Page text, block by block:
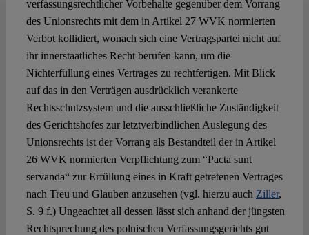
verfassungsrechtlicher Vorbehalte gegenüber dem Vorrang
des Unionsrechts mit dem in Artikel 27 WVK normierten
Verbot kollidiert, wonach sich eine Vertragspartei nicht auf
ihr innerstaatliches Recht berufen kann, um die
Nichterfüllung eines Vertrages zu rechtfertigen. Mit Blick
auf das in den Verträgen ausdrücklich verankerte
Rechtsschutzsystem und die ausschließliche Zuständigkeit
des Gerichtshofes zur letztverbindlichen Auslegung des
Unionsrechts ist der Vorrang als Bestandteil der in Artikel
26 WVK normierten Verpflichtung zum “Pacta sunt
servanda“ zur Erfüllung eines in Kraft getretenen Vertrages
nach Treu und Glauben anzusehen (vgl. hierzu auch Ziller,
S. 9 f.) Ungeachtet all dessen lässt sich anhand der jüngsten
Rechtsprechung des polnischen Verfassungsgerichts gut